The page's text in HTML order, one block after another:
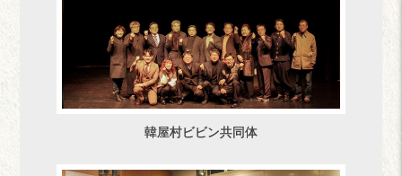
韓屋村ビビン共同体